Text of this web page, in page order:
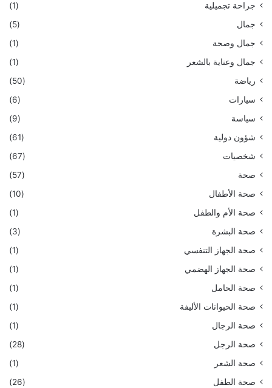
جراحة تجميلية
(1)
جمال
(5)
جمال وصحة
(1)
جمال وعناية بالشعر
(1)
رياضة
(50)
سيارات
(6)
سياسة
(9)
شؤون دولية
(61)
شخصيات
(67)
صحة
(57)
صحة الأطفال
(10)
صحة الأم والطفل
(1)
صحة البشرة
(3)
صحة الجهاز التنفسي
(1)
صحة الجهاز الهضمي
(1)
صحة الحامل
(1)
صحة الحيوانات الأليفة
(1)
صحة الرجال
(1)
صحة الرجل
(28)
صحة الشعر
(1)
صحة الطفل
(26)